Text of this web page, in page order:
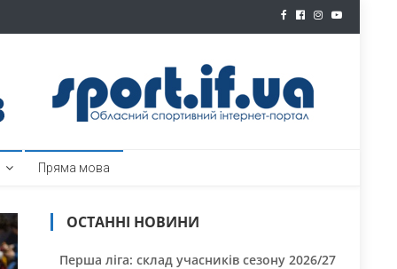
Пряма мова
ОСТАННІ НОВИНИ
Перша ліга: склад учасників сезону 2026/27